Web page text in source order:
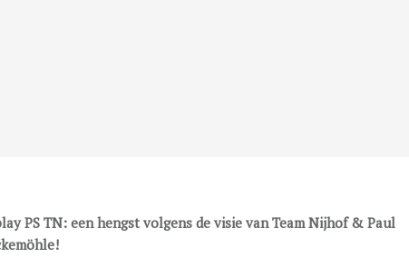
PS TN: een hengst volgens de visie van Team Nijhof & Paul